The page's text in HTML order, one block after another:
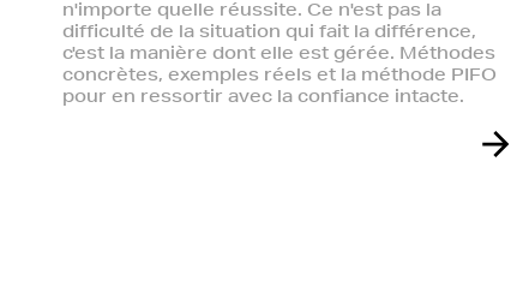
n'importe quelle réussite. Ce n'est pas la
difficulté de la situation qui fait la différence,
c'est la manière dont elle est gérée. Méthodes
concrètes, exemples réels et la méthode PIFO
pour en ressortir avec la confiance intacte.